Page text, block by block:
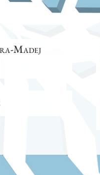
Madej